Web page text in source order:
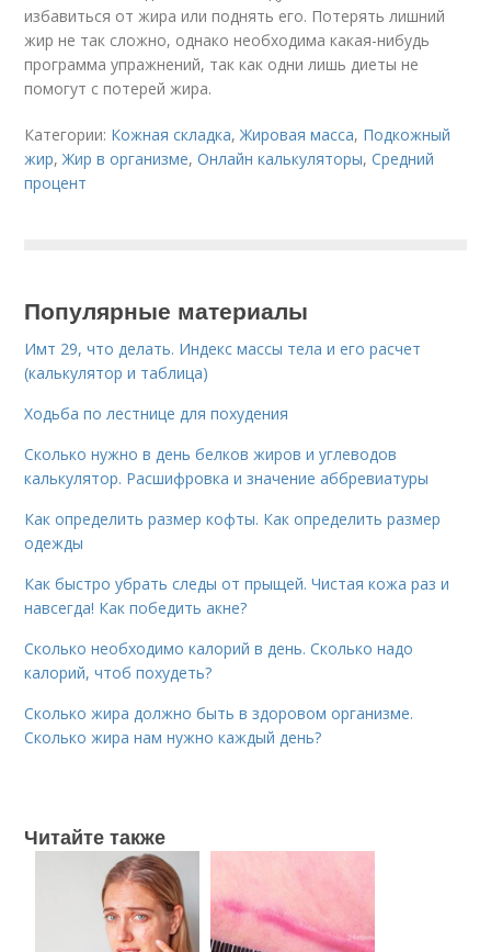
избавиться от жира или поднять его. Потерять лишний
жир не так сложно, однако необходима какая-нибудь
программа упражнений, так как одни лишь диеты не
помогут с потерей жира.
Категории: Кожная складка,Жировая масса, Подкожный
жир,Жир в организме,Онлайн калькуляторы,Средний
процент
Популярные материалы
Имт 29, что делать. Индекс массы тела и его расчет
(калькулятор и таблица)
Ходьба по лестнице для похудения
Сколько нужно в день белков жиров и углеводов
калькулятор. Расшифровка и значение аббревиатуры
Как определить размер кофты. Как определить размер
одежды
Как быстро убрать следы от прыщей. Чистая кожа раз и
навсегда! Как победить акне?
Сколько необходимо калорий в день. Сколько надо
калорий, чтоб похудеть?
Сколько жира должно быть в здоровом организме.
Сколько жира нам нужно каждый день?
Читайте также